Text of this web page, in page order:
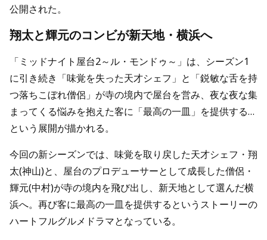
公開された。
翔太と輝元のコンビが新天地・横浜へ
「ミッドナイト屋台2～ル・モンドゥ～」は、シーズン1
に引き続き「味覚を失った天才シェフ」と「鋭敏な舌を持
つ落ちこぼれ僧侶」が寺の境内で屋台を営み、夜な夜な集
まってくる悩みを抱えた客に「最高の一皿」を提供する…
という展開が描かれる。
今回の新シーズンでは、味覚を取り戻した天才シェフ・翔
太(神山)と、屋台のプロデューサーとして成長した僧侶・
輝元(中村)が寺の境内を飛び出し、新天地として選んだ横
浜へ。再び客に最高の一皿を提供するというストーリーの
ハートフルグルメドラマとなっている。